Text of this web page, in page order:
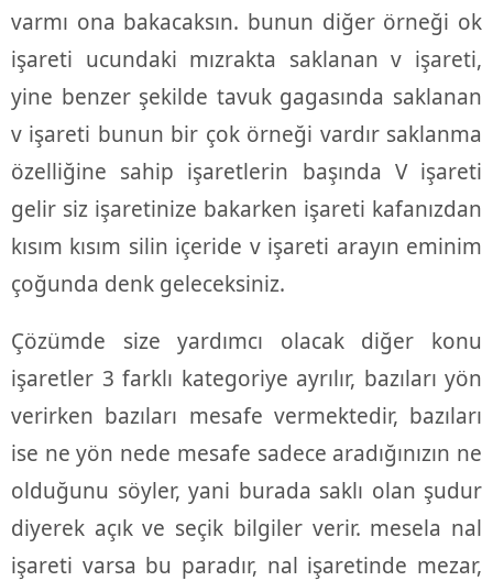
varmı ona bakacaksın. bunun diğer örneği ok
işareti ucundaki mızrakta saklanan v işareti,
yine benzer şekilde tavuk gagasında saklanan
v işareti bunun bir çok örneği vardır saklanma
özelliğine sahip işaretlerin başında V işareti
gelir siz işaretinize bakarken işareti kafanızdan
kısım kısım silin içeride v işareti arayın eminim
çoğunda denk geleceksiniz.
Çözümde size yardımcı olacak diğer konu
işaretler 3 farklı kategoriye ayrılır, bazıları yön
verirken bazıları mesafe vermektedir, bazıları
ise ne yön nede mesafe sadece aradığınızın ne
olduğunu söyler, yani burada saklı olan şudur
diyerek açık ve seçik bilgiler verir. mesela nal
işareti varsa bu paradır, nal işaretinde mezar,